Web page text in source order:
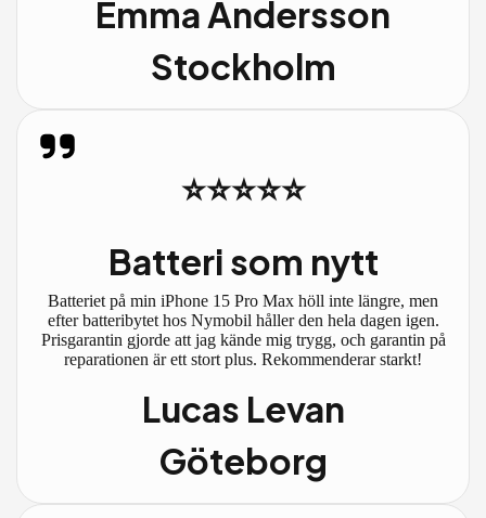
Emma Andersson
Stockholm
⭐⭐⭐⭐⭐
Batteri som nytt
Batteriet på min iPhone 15 Pro Max höll inte längre, men
efter batteribytet hos Nymobil håller den hela dagen igen.
Prisgarantin gjorde att jag kände mig trygg, och garantin på
reparationen är ett stort plus. Rekommenderar starkt!
Lucas Levan
Göteborg